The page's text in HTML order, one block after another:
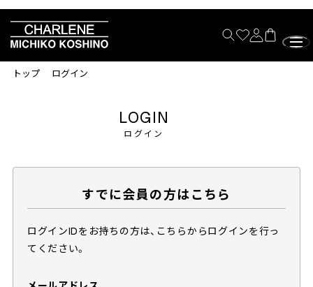
トップ ログイン
ログイン
LOGIN
すでに会員の方はこちら
ログインIDをお持ちの方は、こちらからログインを行っ
てください。